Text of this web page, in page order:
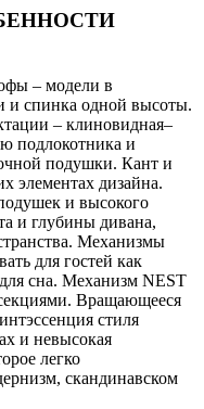
– модели в
и спинка одной высоты.
– клиновидная–
подлокотника и
подушки. Кант и
элементах дизайна.
и высокого
и глубины дивана,
Механизмы
для гостей как
сна. Механизм NEST
Вращающееся
стиля
и невысокая
легко
скандинавском